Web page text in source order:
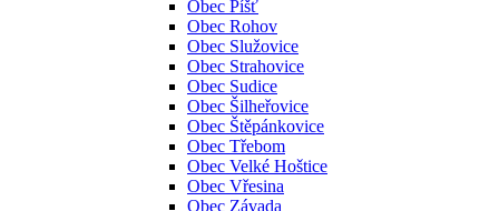
Obec Píšť
Obec Rohov
Obec Služovice
Obec Strahovice
Obec Sudice
Obec Šilheřovice
Obec Štěpánkovice
Obec Třebom
Obec Velké Hoštice
Obec Vřesina
Obec Závada